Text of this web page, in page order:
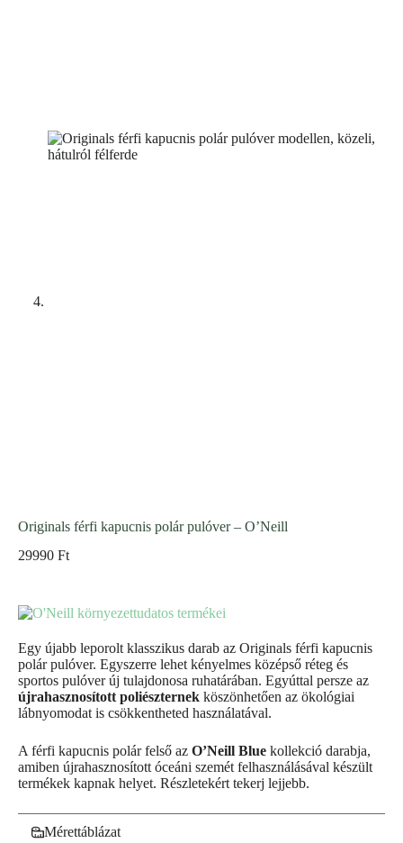
Originals férfi kapucnis polár pulóver – O’Neill
29990 Ft
Egy újabb leporolt klasszikus darab az Originals férfi kapucnis
polár pulóver. Egyszerre lehet kényelmes középső réteg és
sportos pulóver új tulajdonosa ruhatárában. Egyúttal persze az
újrahasznosított poliészternek köszönhetően az ökológiai
lábnyomodat is csökkentheted használatával.
A férfi kapucnis polár felső az O’Neill Blue kollekció darabja,
amiben újrahasznosított óceáni szemét felhasználásával készült
termékek kapnak helyet. Részletekért tekerj lejjebb.
Mérettáblázat